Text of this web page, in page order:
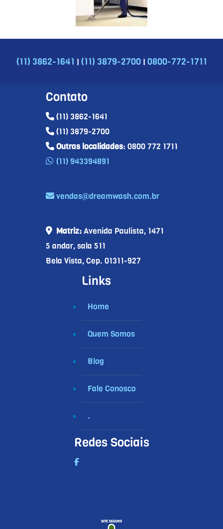
(11) 3862-1641 | (11) 3879-2700 | 0800-772-1711
Contato
(11) 3862-1641
(11) 3879-2700
Outras localidades: 0800 772 1711
(11) 943394891
vendas@dreamwash.com.br
Matriz:Avenida Paulista, 1471
5 andar, sala 511
Bela Vista, Cep. 01311-927
Links
Home
Quem Somos
Blog
Fale Conosco
.
Redes Sociais